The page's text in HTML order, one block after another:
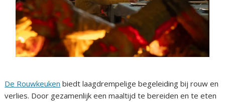
De Rouwkeuken biedt laagdrempelige begeleiding bij rouw en
verlies. Door gezamenlijk een maaltijd te bereiden en te eten